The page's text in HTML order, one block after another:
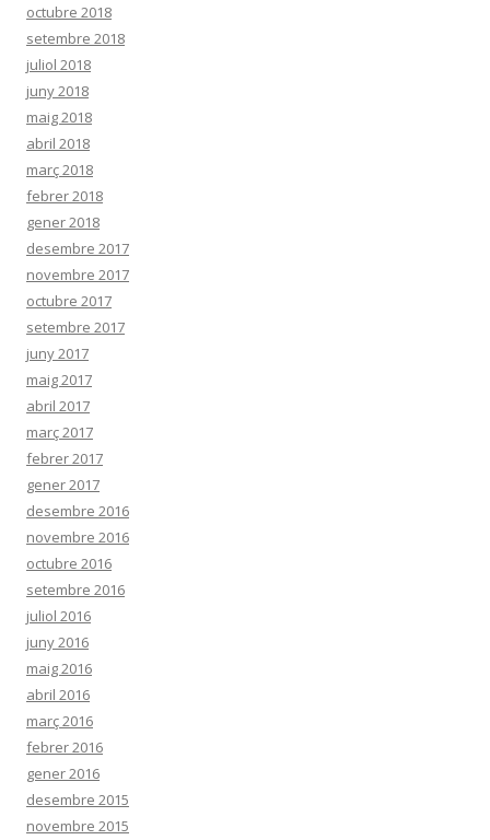
octubre 2018
setembre 2018
juliol 2018
juny 2018
maig 2018
abril 2018
març 2018
febrer 2018
gener 2018
desembre 2017
novembre 2017
octubre 2017
setembre 2017
juny 2017
maig 2017
abril 2017
març 2017
febrer 2017
gener 2017
desembre 2016
novembre 2016
octubre 2016
setembre 2016
juliol 2016
juny 2016
maig 2016
abril 2016
març 2016
febrer 2016
gener 2016
desembre 2015
novembre 2015